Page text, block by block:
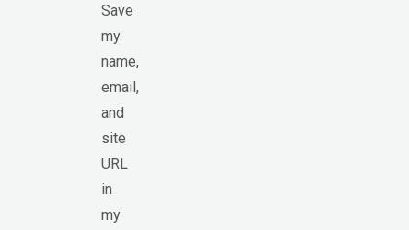
Save
my
name,
email,
and
site
URL
in
my